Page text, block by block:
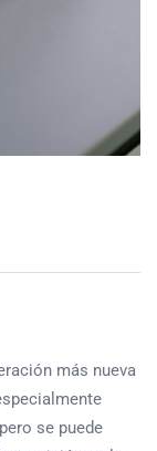
más nueva
se puede